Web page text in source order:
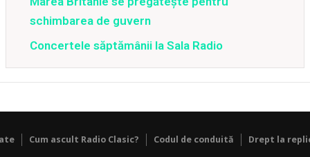
schimbarea de guvern
Concertele săptămânii la Sala Radio
Cum ascult Radio Clasic? Codul de conduită Drept la